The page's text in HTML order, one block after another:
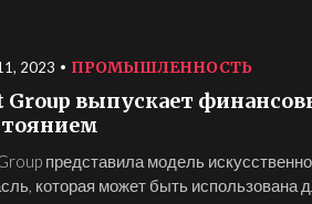
2023 ПРОМЫШЛЕННОСТЬ
Group выпускает
представила модель
которая может быть использована